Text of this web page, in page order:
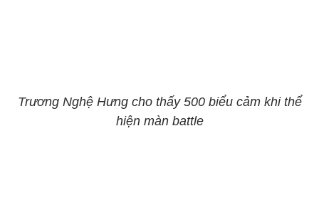
Trương Nghệ Hưng cho thấy 500 biểu cảm khi thể
hiện màn battle